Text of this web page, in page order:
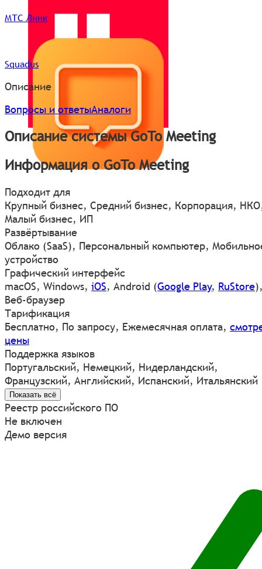
МТС Линк
Squadus
Описание
Вопросы и ответыАналоги
Описание системы GoTo Meeting
Информация о GoTo Meeting
Подходит для
Крупный бизнес, Средний бизнес, Корпорация,
Малый бизнес, ИП
Развёртывание
Облако (SaaS), Персональный компьютер,
устройство
Графический интерфейс
macOS, Windows, iOS, Android (Google Play, RuStore)
Веб-браузер
Тарификация
Бесплатно, По запросу, Ежемесячная оплата,
цены
Поддержка языков
Португальский, Немецкий, Нидерландский,
Французский, Английский, Испанский, Итальянский
Показать всё
Реестр российского ПО
Не включен
Демо версия